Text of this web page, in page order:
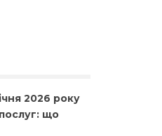
2026 року
що